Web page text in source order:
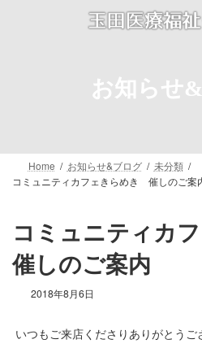
お知らせ
Home お知らせ&ブログ
未分類
コミュニティカフェきらめき 催しのご案
コミュニティカ
催しのご案内
2018年8月6日
いつもご来店くださりありがとうご